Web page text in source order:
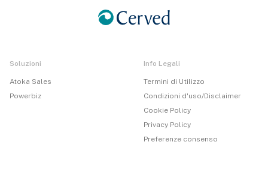
Soluzioni
Atoka Sales
Powerbiz
Info Legali
Termini di Utilizzo
Condizioni d'uso/Disclaimer
Cookie Policy
Privacy Policy
Preferenze consenso